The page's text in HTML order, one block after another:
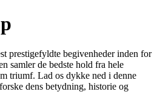
prestigefyldte begivenheder inden for
samler de bedste hold fra hele
triumf. Lad os dykke ned i denne
dens betydning, historie og